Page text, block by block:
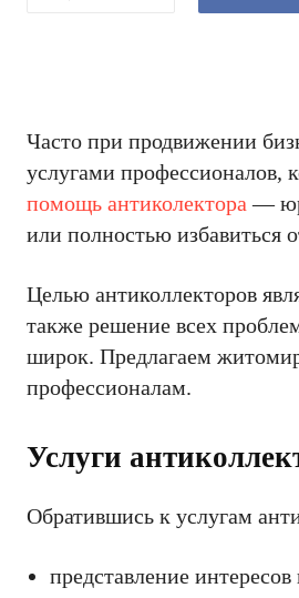
Часто при продвижении
услугами профессионалов,
помощь антиколектора —
или полностью избавиться
Целью антиколлекторов
также решение всех
широк. Предлагаем
профессионалам.
Услуги
Обратившись к услугам
представление интересов